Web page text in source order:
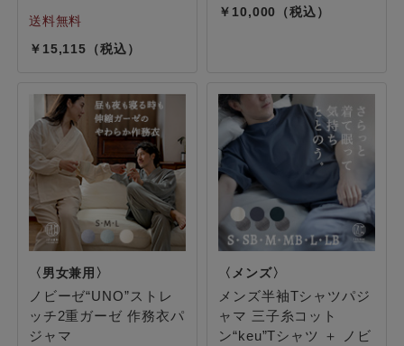
15,115
10,000
ノビーゼ“UNO”ストレ
ッチ2重ガーゼ 作務衣パ
ジャマ
メンズ半袖Tシャツパジ
ャマ 三子糸コット
ン“keu”Tシャツ ＋ ノビ